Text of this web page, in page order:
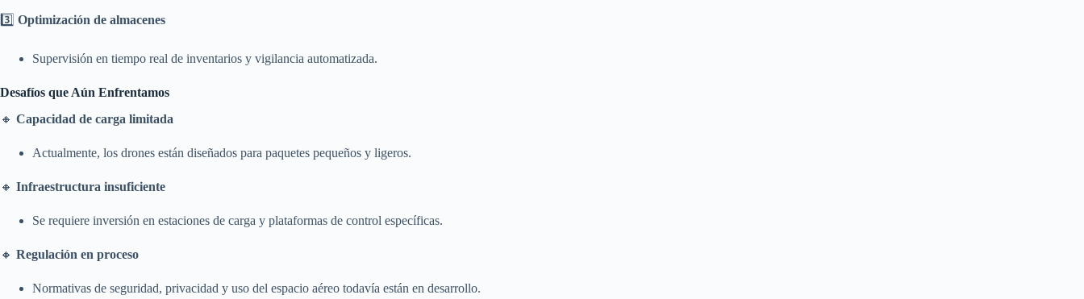
3️⃣ Optimización de almacenes
Supervisión en tiempo real de inventarios y vigilancia automatizada.
Desafíos que Aún Enfrentamos
🔸 Capacidad de carga limitada
Actualmente, los drones están diseñados para paquetes pequeños y ligeros.
🔸 Infraestructura insuficiente
Se requiere inversión en estaciones de carga y plataformas de control específicas.
🔸 Regulación en proceso
Normativas de seguridad, privacidad y uso del espacio aéreo todavía están en desarrollo.